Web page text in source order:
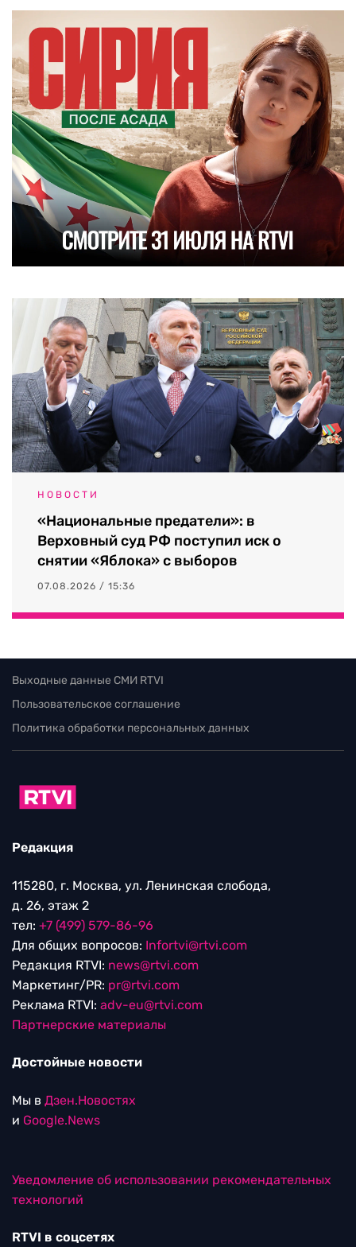
НОВОСТИ
«Национальные предатели»: в
Верховный суд РФ поступил иск о
снятии «Яблока» с выборов
07.08.2026 / 15:36
Выходные данные СМИ RTVI
Пользовательское соглашение
Политика обработки персональных данных
Редакция
115280, г. Москва, ул. Ленинская слобода,
д. 26, этаж 2
тел: +7 (499) 579-86-96
Для общих вопросов: Infortvi@rtvi.com
Редакция RTVI: news@rtvi.com
Маркетинг/PR: pr@rtvi.com
Реклама RTVI: adv-eu@rtvi.com
Партнерские материалы
Достойные новости
Мы в Дзен.Новостях
и Google.News
Уведомление об использовании рекомендательных
технологий
RTVI в соцсетях